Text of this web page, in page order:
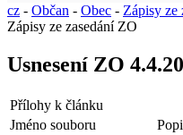
cz - Občan - Obec - Zápisy ze
Zápisy ze zasedání ZO
Usnesení ZO
Přílohy k článku
Jméno souboru